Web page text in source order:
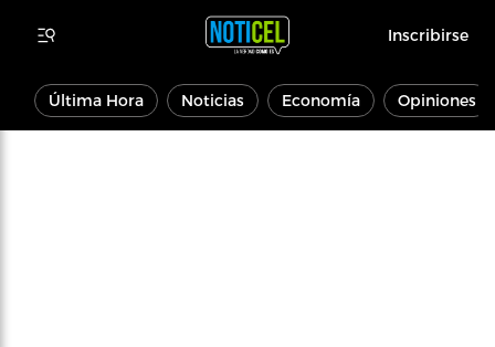
Inscribirse
Última Hora Noticias Economía Opiniones